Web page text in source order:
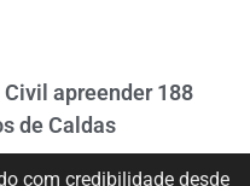
apreender 188
de Caldas
com credibilidade desde